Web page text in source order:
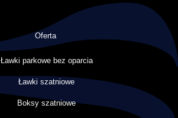
Oferta
Ławki parkowe bez oparcia
Ławki szatniowe
Boksy szatniowe